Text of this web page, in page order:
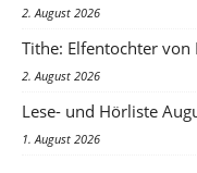
2. August 2026
Tithe: Elfentochter von
2. August 2026
Lese- und Hörliste
1. August 2026